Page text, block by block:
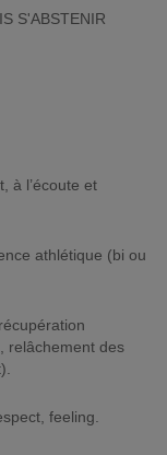
à l’écoute et
athlétique (bi ou
relâchement des
feeling.